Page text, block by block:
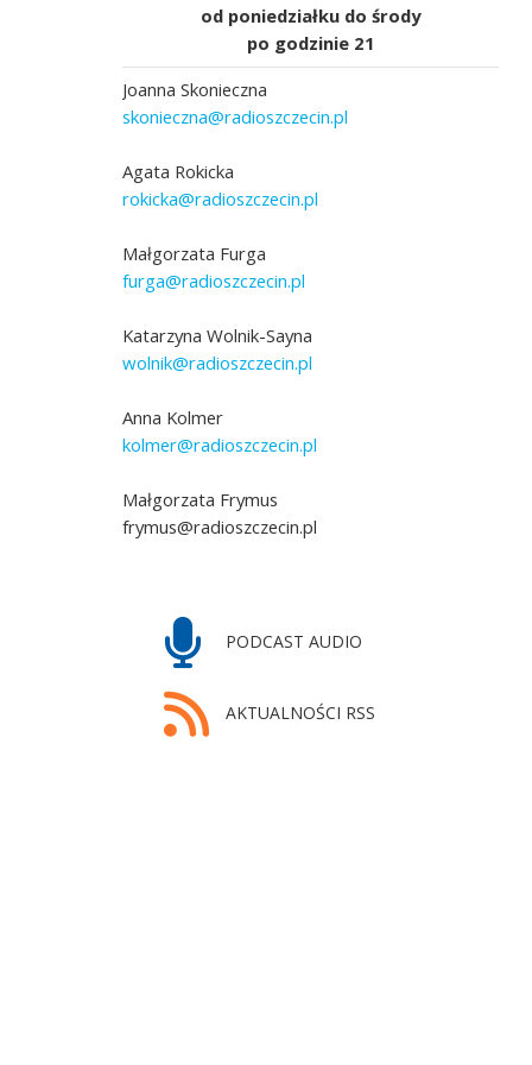
fot. Joanna Skonieczna
od poniedziałku do środy
po godzinie 21
Joanna Skonieczna
skonieczna@radioszczecin.pl
Agata Rokicka
rokicka@radioszczecin.pl
Małgorzata Furga
furga@radioszczecin.pl
Katarzyna Wolnik-Sayna
wolnik@radioszczecin.pl
Anna Kolmer
kolmer@radioszczecin.pl
Małgorzata Frymus
frymus@radioszczecin.pl
PODCAST AUDIO
AKTUALNOŚCI RSS